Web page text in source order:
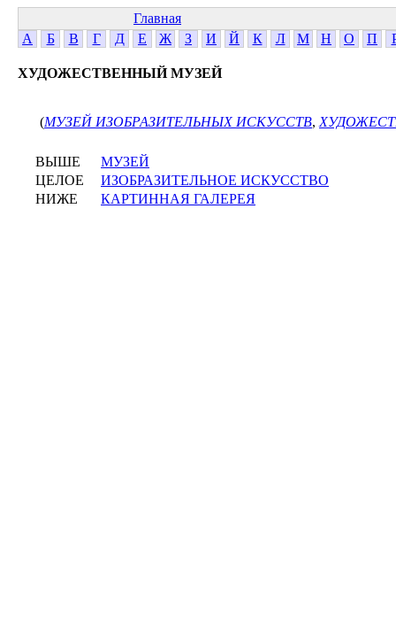
Главная
А
Б В Г Д Е Ж З И Й К Л М Н О П
ХУДОЖЕСТВЕННЫЙ МУЗЕЙ
(МУЗЕЙ ИЗОБРАЗИТЕЛЬНЫХ ИСКУССТВ,
ВЫШЕ
МУЗЕЙ
ЦЕЛОЕ
ИЗОБРАЗИТЕЛЬНОЕ ИСКУССТВО
НИЖЕ
КАРТИННАЯ ГАЛЕРЕЯ